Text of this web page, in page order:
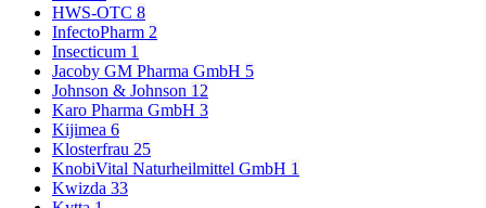
HWS-OTC 8
InfectoPharm 2
Insecticum 1
Jacoby GM Pharma GmbH 5
Johnson & Johnson 12
Karo Pharma GmbH 3
Kijimea 6
Klosterfrau 25
KnobiVital Naturheilmittel GmbH 1
Kwizda 33